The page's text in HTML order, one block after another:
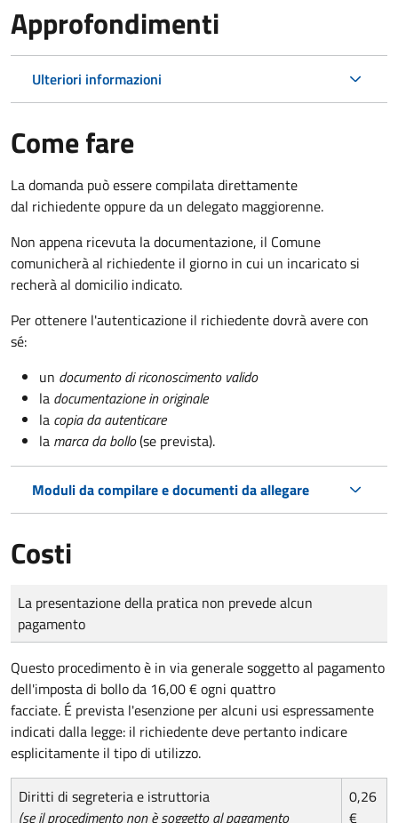
Approfondimenti
Ulteriori informazioni
Come fare
La domanda può essere compilata direttamente
dal richiedente oppure da un delegato maggiorenne.
Non appena ricevuta la documentazione, il Comune
comunicherà al richiedente il giorno in cui un incaricato si
recherà al domicilio indicato.
Per ottenere l'autenticazione il richiedente dovrà avere con
sé:
un documento di riconoscimento valido
la documentazione in originale
la copia da autenticare
la marca da bollo(se prevista).
Moduli da compilare e documenti da allegare
Costi
Tipo di pagamento
Importo
La presentazione della pratica non prevede alcun
pagamento
Questo procedimento è in via generale soggetto al pagamento
dell'imposta di bollo da 16,00 € ogni quattro
facciate. É prevista l'esenzione per alcuni usi espressamente
indicati dalla legge: il richiedente deve pertanto indicare
esplicitamente il tipo di utilizzo.
Diritti di segreteria e istruttoria
(se il procedimento non è soggetto al pagamento
0,26
€